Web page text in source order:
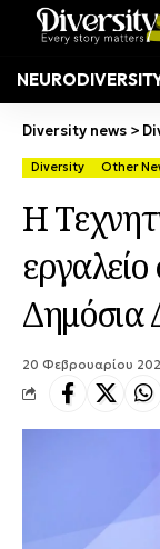
Diversity news >
Diversity Other
Η
Δημόσια
20 Φεβρουαρίου